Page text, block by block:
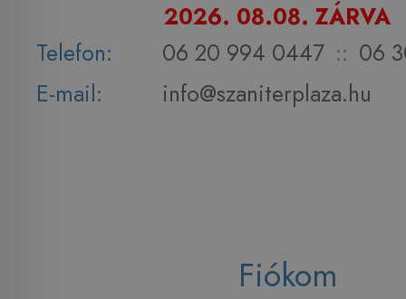
2026. 08.08. ZÁRVA
Telefon:
06 20 994 0447 :: 06
E-mail:
info@szaniterplaza.hu
Fiókom